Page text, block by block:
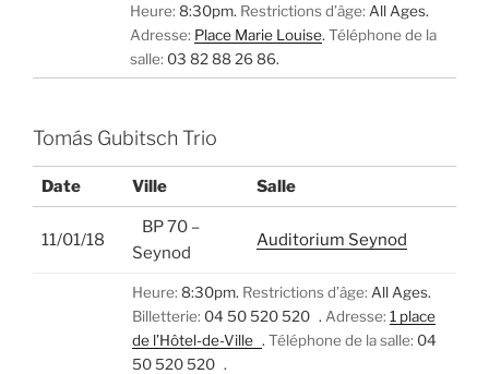
Heure: 8:30pm. Restrictions d’âge: All Ages.
Adresse: Place Marie Louise. Téléphone de la
salle: 03 82 88 26 86.
Tomás Gubitsch Trio
Date Ville Salle
11/01/18
BP 70 –
Seynod
Auditorium Seynod
Heure: 8:30pm. Restrictions d’âge: All Ages.
Billetterie: 04 50 520 520 . Adresse: 1 place
de l’Hôtel-de-Ville . Téléphone de la salle: 04
50 520 520 .